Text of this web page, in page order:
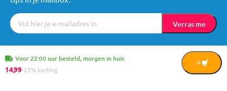
Voor 22:00 uur besteld, morgen in huis
14,99-25% korting
In
Verras me
Algemene voorwaarden Privacy © Mama Loes & Kids B.V.